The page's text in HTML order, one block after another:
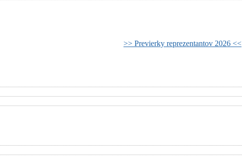
>> Previerky reprezentantov 2026 <<